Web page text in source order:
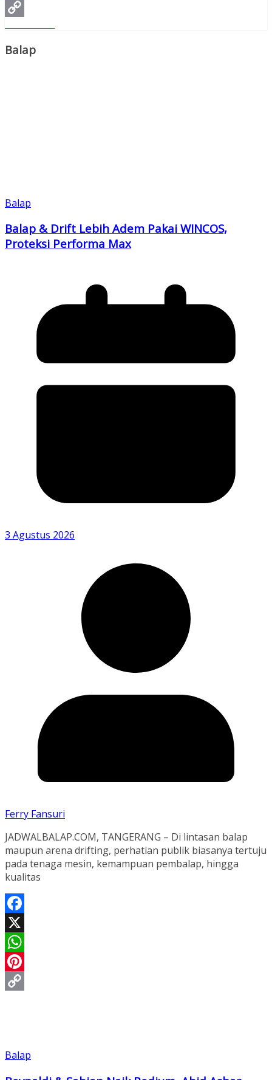
Pinterest
Copy
Link
Balap
Balap
Balap & Drift Lebih Adem Pakai WINCOS,
Proteksi Performa Max
3 Agustus 2026
Ferry Fansuri
JADWALBALAP.COM, TANGERANG – Di lintasan balap
maupun arena drifting, perhatian publik biasanya tertuju
pada tenaga mesin, kemampuan pembalap, hingga
kualitas
Facebook
X
WhatsApp
Pinterest
Balap